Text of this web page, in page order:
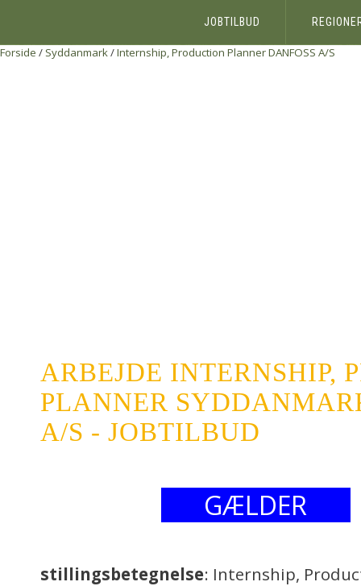
JOBTILBUD
Forside / Syddanmark/Internship, Production PlannerDANFOSS A/S
ARBEJDE INTERNSHIP,
PLANNER
A/S - JOBTILBUD
GÆLDER
stillingsbetegnelse: Internship,